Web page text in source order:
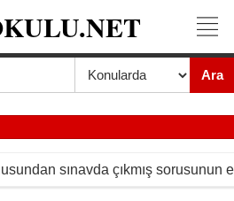
Ara
sınavda çıkmış sorusunun